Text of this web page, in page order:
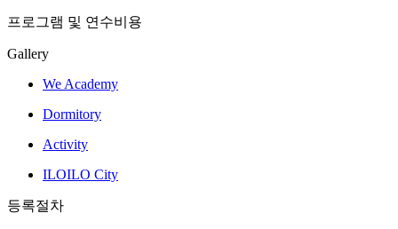
프로그램 및 연수비용
Gallery
We Academy
Dormitory
Activity
ILOILO City
등록절차